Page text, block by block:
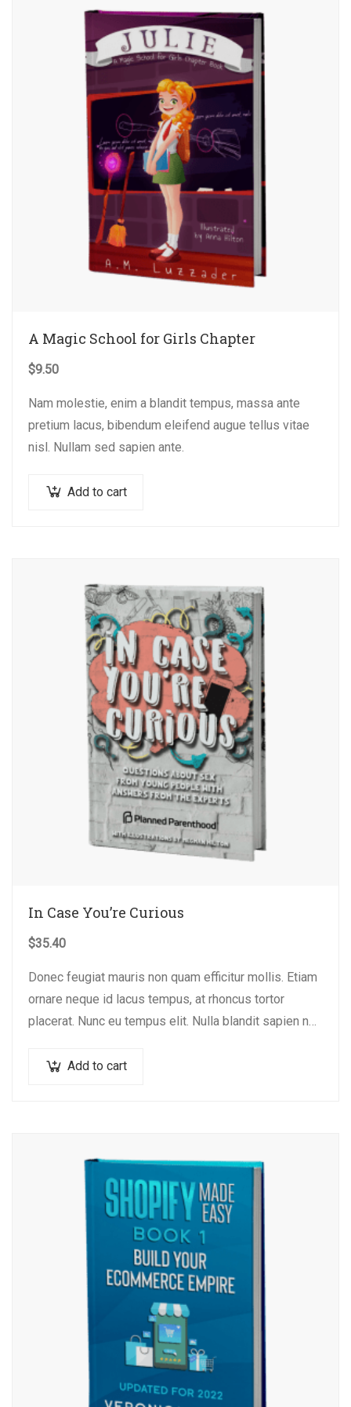
A Magic School for Girls Chapter
$9.50
Nam molestie, enim a blandit tempus, massa ante
pretium lacus, bibendum eleifend augue tellus vitae
nisl. Nullam sed sapien ante.
Add to cart
In Case You’re Curious
$35.40
Donec feugiat mauris non quam efficitur mollis. Etiam
ornare neque id lacus tempus, at rhoncus tortor
placerat. Nunc eu tempus elit. Nulla blandit sapien non
Add to cart